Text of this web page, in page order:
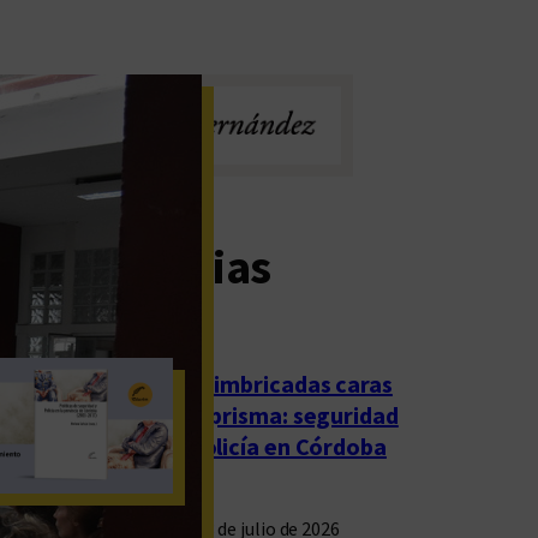
noticias
Las imbricadas caras
del prisma: seguridad
y policía en Córdoba
23 de julio de 2026